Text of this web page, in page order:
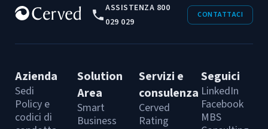
ASSISTENZA 800
029 029
CONTATTACI
Azienda
Sedi
Policy e
codici di
Solution
Area
Smart
Business
Servizi e
consulenza
Cerved
Rating
Seguici
LinkedIn
Facebook
MBS